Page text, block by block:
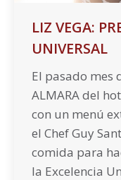
LIZ VEGA:
UNIVERSAL
El pasado mes
ALMARA del
con un menú
el Chef Guy
comida para
la Excelencia